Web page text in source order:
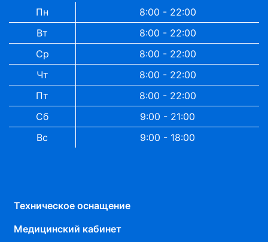
Пн
8:00 - 22:00
Вт
8:00 - 22:00
Ср
8:00 - 22:00
Чт
8:00 - 22:00
Пт
8:00 - 22:00
Сб
9:00 - 21:00
Вс
9:00 - 18:00
Техническое оснащение
Медицинский кабинет